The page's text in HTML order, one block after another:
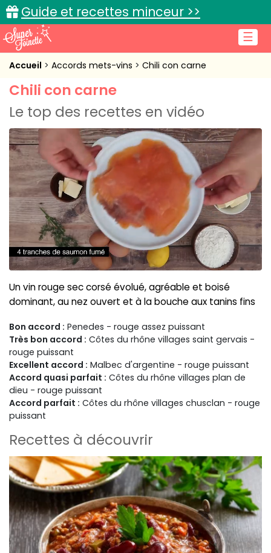
☰
Guide et recettes minceur >>
Accueil
Recettes de cuisine
Cuisine pratique
L'actu cuisine
Connexion
Accueil Accords mets-vins Chili con carne
Chili con carne
Le top des recettes en vidéo
Un vin rouge sec corsé évolué, agréable et boisé
dominant, au nez ouvert et à la bouche aux tanins fins
Bon accord : Penedes - rouge assez puissant
Très bon accord : Côtes du rhône villages saint gervais -
rouge puissant
Excellent accord : Malbec d'argentine - rouge puissant
Accord quasi parfait : Côtes du rhône villages plan de
dieu - rouge puissant
Accord parfait : Côtes du rhône villages chusclan - rouge
puissant
Recettes à découvrir